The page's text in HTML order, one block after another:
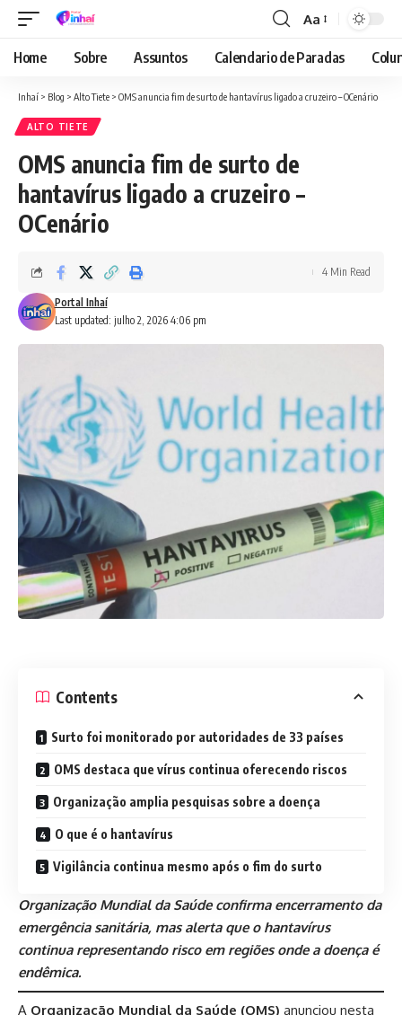
Font
Resizer
Aa
Home Sobre Assuntos Calendario de Paradas
Inhaí > Blog > Alto Tiete > OMS anuncia fim de surto de hantavírus ligado a cruzeiro – OCenário
ALTO TIETE
OMS anuncia fim de surto de
hantavírus ligado a cruzeiro –
OCenário
Last updated: julho 2, 2026 4:06 pm
Portal Inhaí
4 Min Read
Contents
Surto foi monitorado por autoridades de 33 países
OMS destaca que vírus continua oferecendo riscos
Organização amplia pesquisas sobre a doença
O que é o hantavírus
Vigilância continua mesmo após o fim do surto
Organização Mundial da Saúde confirma encerramento da
emergência sanitária, mas alerta que o hantavírus
continua representando risco em regiões onde a doença é
endêmica.
A Organização Mundial da Saúde (OMS) anunciou nesta